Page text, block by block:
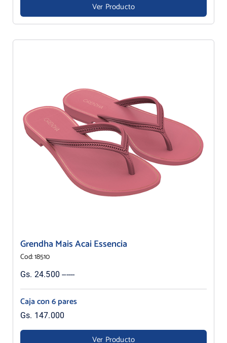
Ver Producto
Grendha Mais Acai Essencia
Cod: 18510
Gs. 24.500 ------
Caja con 6 pares
Gs. 147.000
Ver Producto